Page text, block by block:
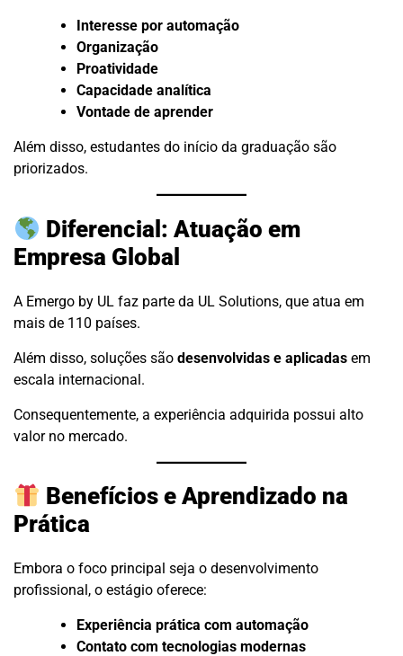
Interesse por automação
Organização
Proatividade
Capacidade analítica
Vontade de aprender
Além disso, estudantes do início da graduação são
priorizados.
Diferencial: Atuação em
Empresa Global
A Emergo by UL faz parte da UL Solutions, que atua em
mais de 110 países.
Além disso, soluções são desenvolvidas e aplicadas em
escala internacional.
Consequentemente, a experiência adquirida possui alto
valor no mercado.
Benefícios e Aprendizado na
Prática
Embora o foco principal seja o desenvolvimento
profissional, o estágio oferece:
Experiência prática com automação
Contato com tecnologias modernas